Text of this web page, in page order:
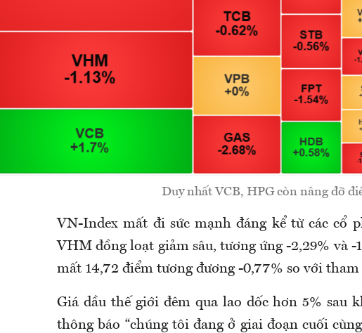
Duy nhất VCB, HPG còn nâng đỡ
VN-Index mất đi sức mạnh đáng kể từ các cổ
VHM đồng loạt giảm sâu, tương ứng -2,29% và -
mất 14,72 điểm tương đương -0,77% so với tham
Giá dầu thế giới đêm qua lao dốc hơn 5% sau
thông báo “chúng tôi đang ở giai đoạn cuối